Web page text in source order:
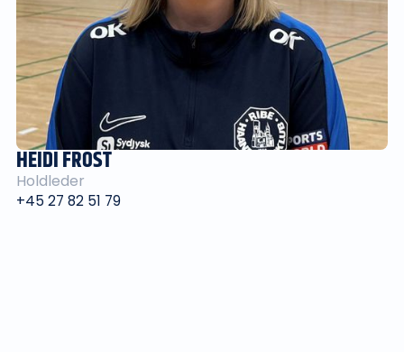
HEIDI FROST
Holdleder
+45 27 82 51 79